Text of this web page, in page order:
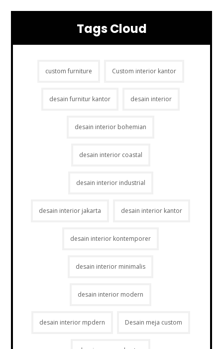
Tags Cloud
custom furniture Custom interior kantor
desain furnitur kantor desain interior
desain interior bohemian
desain interior coastal
desain interior industrial
desain interior jakarta desain interior kantor
desain interior kontemporer
desain interior minimalis
desain interior modern
desain interior mpdern Desain meja custom